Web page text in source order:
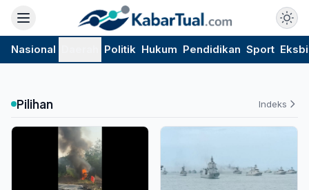
Nasional Politik Hukum Pendidikan Sport
Pilihan Indeks